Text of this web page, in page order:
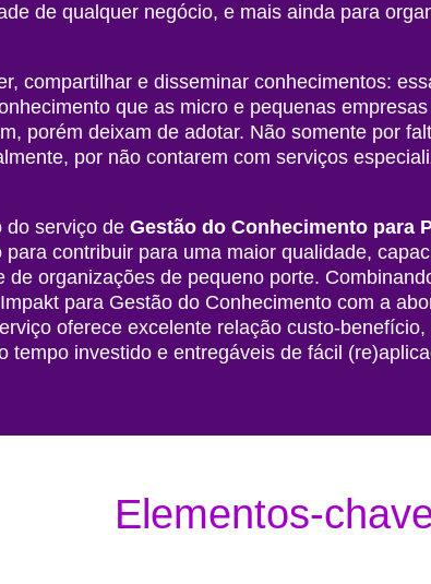
de qualquer negócio, e mais ainda para
compartilhar e disseminar conhecimentos:
que as micro e pequenas
porém deixam de adotar. Não somente por
por não contarem com serviços
do serviço de Gestão do Conhecimento para
para contribuir para uma maior qualidade,
de organizações de pequeno porte.
para Gestão do Conhecimento com a
oferece excelente relação custo-
tempo investido e entregáveis de fácil
Elementos-